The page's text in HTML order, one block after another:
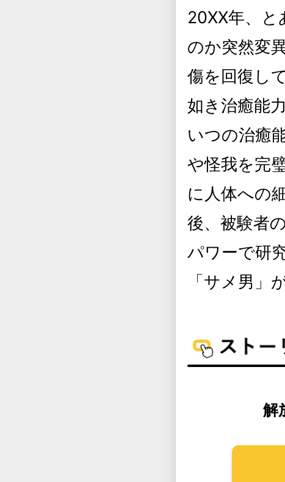
20XX年、と
のか突然変
傷を回復し
如き治癒能
いつの治癒
や怪我を完
に人体への
後、被験者
パワーで研
「サメ男」
解